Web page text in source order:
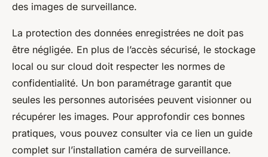
des images de surveillance.
La protection des données enregistrées ne doit pas
être négligée. En plus de l’accès sécurisé, le stockage
local ou sur cloud doit respecter les normes de
confidentialité. Un bon paramétrage garantit que
seules les personnes autorisées peuvent visionner ou
récupérer les images. Pour approfondir ces bonnes
pratiques, vous pouvez consulter via ce lien un guide
complet sur l’installation caméra de surveillance.